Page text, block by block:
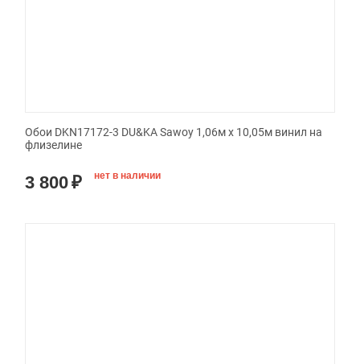
Обои DKN17172-3 DU&KA Sawoy 1,06м х 10,05м винил на
флизелине
3 800₽ нет в наличии